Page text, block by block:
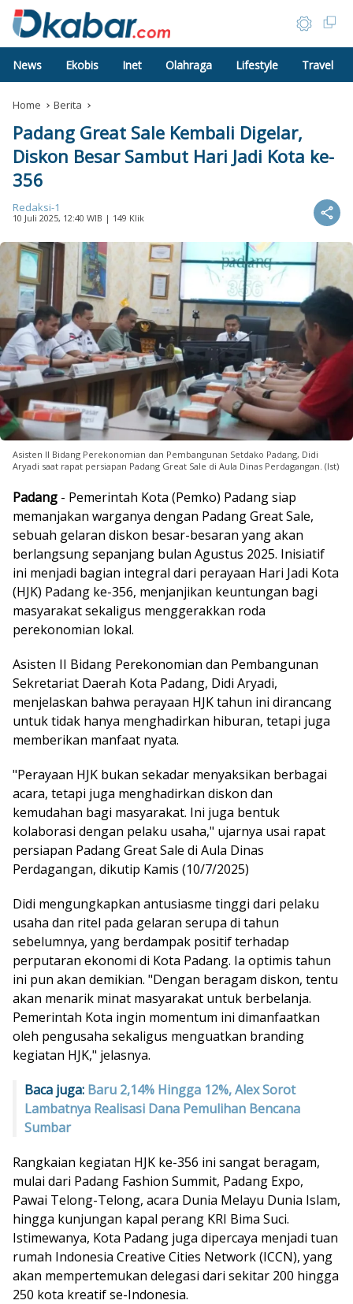
News Ekobis Inet Olahraga Lifestyle Travel
Home Berita
Padang Great Sale Kembali Digelar,
Diskon Besar Sambut Hari Jadi Kota ke-
356
Redaksi-1
10 Juli 2025, 12:40 WIB | 149 Klik
Asisten II Bidang Perekonomian dan Pembangunan Setdako Padang, Didi
Aryadi saat rapat persiapan Padang Great Sale di Aula Dinas Perdagangan. (Ist)
Padang - Pemerintah Kota (Pemko) Padang siap
memanjakan warganya dengan Padang Great Sale,
sebuah gelaran diskon besar-besaran yang akan
berlangsung sepanjang bulan Agustus 2025. Inisiatif
ini menjadi bagian integral dari perayaan Hari Jadi Kota
(HJK) Padang ke-356, menjanjikan keuntungan bagi
masyarakat sekaligus menggerakkan roda
perekonomian lokal.
Asisten II Bidang Perekonomian dan Pembangunan
Sekretariat Daerah Kota Padang, Didi Aryadi,
menjelaskan bahwa perayaan HJK tahun ini dirancang
untuk tidak hanya menghadirkan hiburan, tetapi juga
memberikan manfaat nyata.
"Perayaan HJK bukan sekadar menyaksikan berbagai
acara, tetapi juga menghadirkan diskon dan
kemudahan bagi masyarakat. Ini juga bentuk
kolaborasi dengan pelaku usaha," ujarnya usai rapat
persiapan Padang Great Sale di Aula Dinas
Perdagangan, dikutip Kamis (10/7/2025)
Didi mengungkapkan antusiasme tinggi dari pelaku
usaha dan ritel pada gelaran serupa di tahun
sebelumnya, yang berdampak positif terhadap
perputaran ekonomi di Kota Padang. Ia optimis tahun
ini pun akan demikian. "Dengan beragam diskon, tentu
akan menarik minat masyarakat untuk berbelanja.
Pemerintah Kota ingin momentum ini dimanfaatkan
oleh pengusaha sekaligus menguatkan branding
kegiatan HJK," jelasnya.
Baca juga: Baru 2,14% Hingga 12%, Alex Sorot
Lambatnya Realisasi Dana Pemulihan Bencana
Sumbar
Rangkaian kegiatan HJK ke-356 ini sangat beragam,
mulai dari Padang Fashion Summit, Padang Expo,
Pawai Telong-Telong, acara Dunia Melayu Dunia Islam,
hingga kunjungan kapal perang KRI Bima Suci.
Istimewanya, Kota Padang juga dipercaya menjadi tuan
rumah Indonesia Creative Cities Network (ICCN), yang
akan mempertemukan delegasi dari sekitar 200 hingga
250 kota kreatif se-Indonesia.